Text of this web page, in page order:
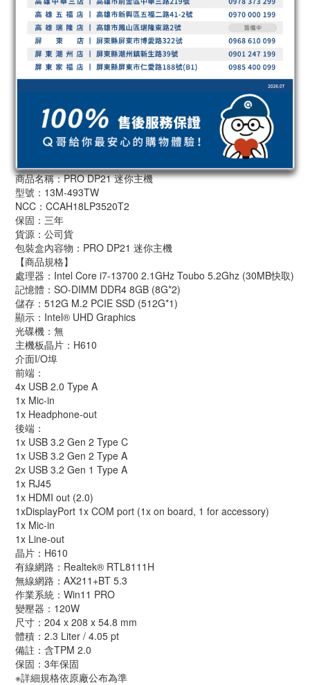
商品名稱：PRO DP21 迷你主機
型號：13M-493TW
NCC：CCAH18LP3520T2
保固：三年
貨源：公司貨
包裝盒內容物：PRO DP21 迷你主機
【商品規格】
處理器：Intel Core i7-13700 2.1GHz Toubo 5.2Ghz (30MB快取)
記憶體：SO-DIMM DDR4 8GB (8G*2)
儲存：512G M.2 PCIE SSD (512G*1)
顯示：Intel® UHD Graphics
光碟機：無
主機板晶片：H610
介面I/O埠
前端：
4x USB 2.0 Type A
1x Mic-in
1x Headphone-out
後端：
1x USB 3.2 Gen 2 Type C
1x USB 3.2 Gen 2 Type A
2x USB 3.2 Gen 1 Type A
1x RJ45
1x HDMI out (2.0)
1xDisplayPort 1x COM port (1x on board, 1 for accessory)
1x Mic-in
1x Line-out
晶片：H610
有線網路：Realtek® RTL8111H
無線網路：AX211+BT 5.3
作業系統：Win11 PRO
變壓器：120W
尺寸：204 x 208 x 54.8 mm
體積：2.3 Liter / 4.05 pt
備註：含TPM 2.0
保固：3年保固
※詳細規格依原廠公布為準